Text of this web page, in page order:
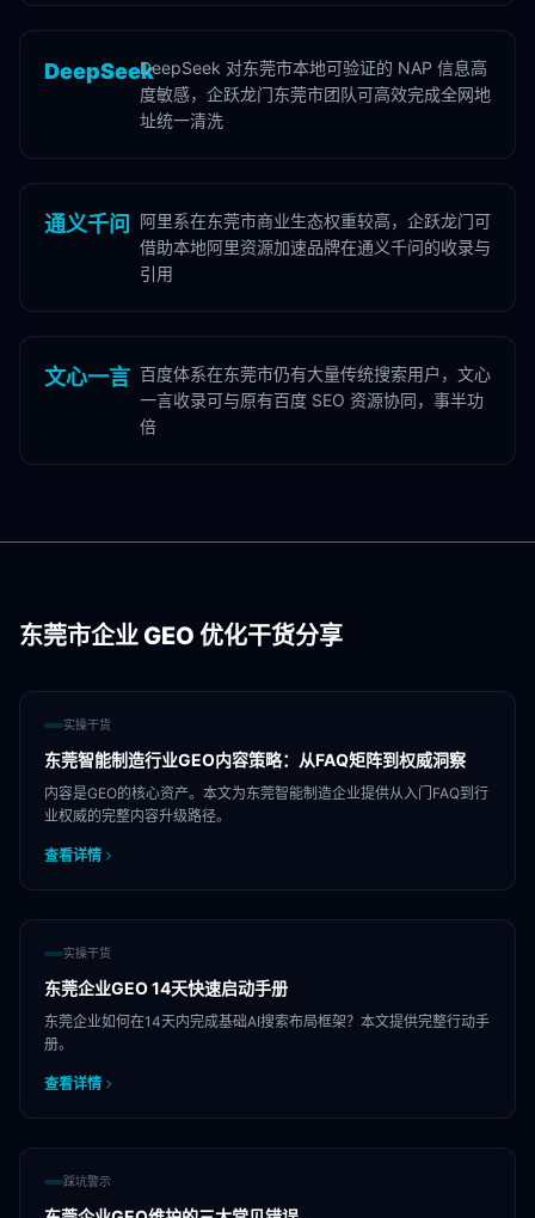
DeepSeekDeepSeek 对东莞市本地可验证的 NAP 信息高
度敏感，企跃龙门东莞市团队可高效完成全网地
址统一清洗
通义千问
阿里系在东莞市商业生态权重较高，企跃龙门可
借助本地阿里资源加速品牌在通义千问的收录与
引用
文心一言 百度体系在东莞市仍有大量传统搜索用户，文心
一言收录可与原有百度 SEO 资源协同，事半功
倍
东莞市企业 GEO 优化干货分享
实操干货
东莞智能制造行业GEO内容策略：从FAQ矩阵到权威洞察
内容是GEO的核心资产。本文为东莞智能制造企业提供从入门FAQ到行
业权威的完整内容升级路径。
查看详情
实操干货
东莞企业GEO 14天快速启动手册
东莞企业如何在14天内完成基础AI搜索布局框架？本文提供完整行动手
册。
查看详情
踩坑警示